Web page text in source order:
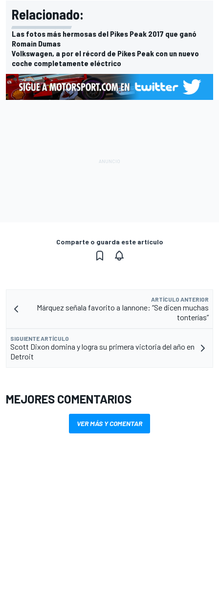
Relacionado:
Las fotos más hermosas del Pikes Peak 2017 que ganó
Romain Dumas
Volkswagen, a por el récord de Pikes Peak con un nuevo
coche completamente eléctrico
Comparte o guarda este artículo
ARTÍCULO ANTERIOR
Márquez señala favorito a Iannone: “Se dicen muchas
tonterías”
SIGUIENTE ARTÍCULO
Scott Dixon domina y logra su primera victoria del año en
Detroit
MEJORES COMENTARIOS
VER MÁS Y COMENTAR